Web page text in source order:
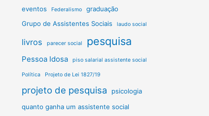
eventos
Federalismo
graduação
Grupo de Assistentes Sociais
laudo social
livros parecer social pesquisa
Pessoa Idosa piso salarial assistente social
Política Projeto de Lei 1827/19
projeto de pesquisa
psicologia
quanto ganha um assistente social